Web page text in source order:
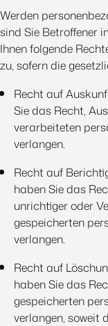
Werden
sind Sie Betroffener
Ihnen folgende
zu, sofern die
Recht auf
Sie das Recht,
verarbeiteten
verlangen.
Recht auf
haben Sie das
unrichtiger oder
gespeicherten
verlangen.
Recht auf
haben Sie das
gespeicherten
verlangen, soweit